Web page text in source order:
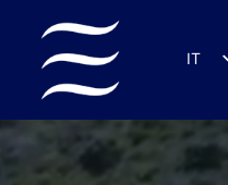
IT
ES
Video
Player